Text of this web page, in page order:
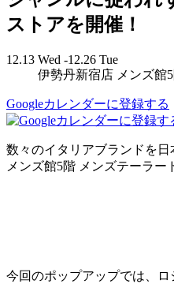
ストアを開催！
12.13 Wed -12.26 Tue
伊勢丹新宿店 メンズ館
Googleカレンダーに登録する
数々のイタリアブランドを
メンズ館5階 メンズテーラー
今回のポップアップでは、